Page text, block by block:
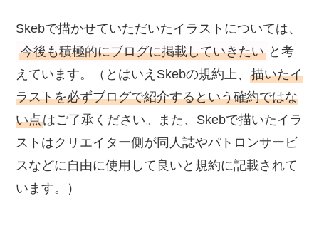
Skebで描かせていただいたイラストについては、
今後も積極的にブログに掲載していきたい と考
えています。（とはいえSkebの規約上、描いたイ
ラストを必ずブログで紹介するという確約ではな
い点はご了承ください。また、Skebで描いたイラ
ストはクリエイター側が同人誌やパトロンサービ
スなどに自由に使用して良いと規約に記載されて
います。）